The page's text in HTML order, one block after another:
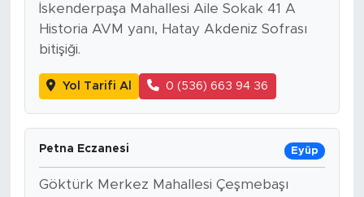
İskenderpaşa Mahallesi Aile Sokak 41 A
Historia AVM yanı, Hatay Akdeniz Sofrası
bitişiği.
Yol Tarifi Al 0 (536) 663 94 36
Petna Eczanesi Eyüp
Göktürk Merkez Mahallesi Çeşmebaşı